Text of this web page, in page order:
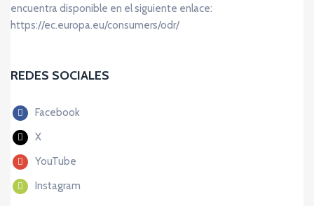
encuentra disponible en el siguiente enlace:
https://ec.europa.eu/consumers/odr/
REDES SOCIALES
Facebook
X
YouTube
Instagram